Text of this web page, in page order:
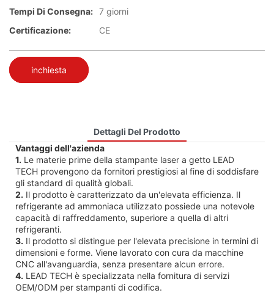
Tempi Di Consegna: 7 giorni
Certificazione:
CE
inchiesta
Dettagli Del Prodotto
Vantaggi dell'azienda
1. Le materie prime della stampante laser a getto LEAD
TECH provengono da fornitori prestigiosi al fine di soddisfare
gli standard di qualità globali.
2. Il prodotto è caratterizzato da un'elevata efficienza. Il
refrigerante ad ammoniaca utilizzato possiede una notevole
capacità di raffreddamento, superiore a quella di altri
refrigeranti.
3. Il prodotto si distingue per l'elevata precisione in termini di
dimensioni e forme. Viene lavorato con cura da macchine
CNC all'avanguardia, senza presentare alcun errore.
4. LEAD TECH è specializzata nella fornitura di servizi
OEM/ODM per stampanti di codifica.